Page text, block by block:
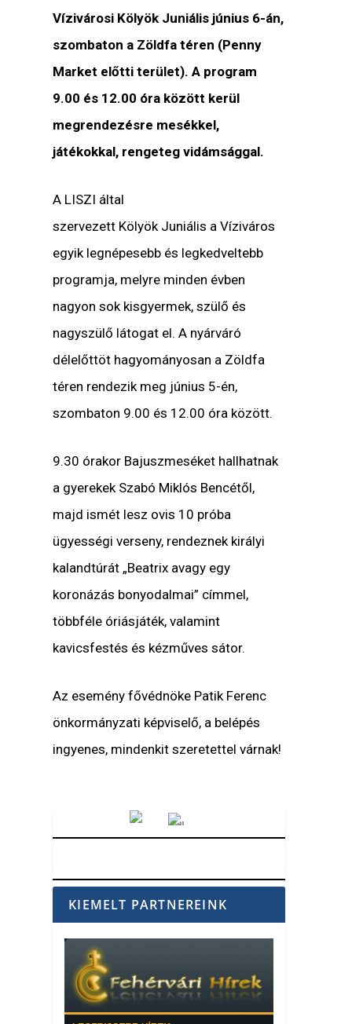
Vízivárosi Kölyök Juniális június 6-án,
szombaton a Zöldfa téren (Penny
Market előtti terület). A program
9.00 és 12.00 óra között kerül
megrendezésre mesékkel,
játékokkal, rengeteg vidámsággal.
A LISZI által
szervezett Kölyök Juniális a Víziváros
egyik legnépesebb és legkedveltebb
programja, melyre minden évben
nagyon sok kisgyermek, szülő és
nagyszülő látogat el. A nyárváró
délelőttöt hagyományosan a Zöldfa
téren rendezik meg június 5-én,
szombaton 9.00 és 12.00 óra között.
9.30 órakor Bajuszmeséket hallhatnak
a gyerekek Szabó Miklós Bencétől,
majd ismét lesz ovis 10 próba
ügyességi verseny, rendeznek királyi
kalandtúrát „Beatrix avagy egy
koronázás bonyodalmai” címmel,
többféle óriásjáték, valamint
kavicsfestés és kézműves sátor.
Az esemény fővédnöke Patik Ferenc
önkormányzati képviselő, a belépés
ingyenes, mindenkit szeretettel várnak!
KIEMELT PARTNEREINK